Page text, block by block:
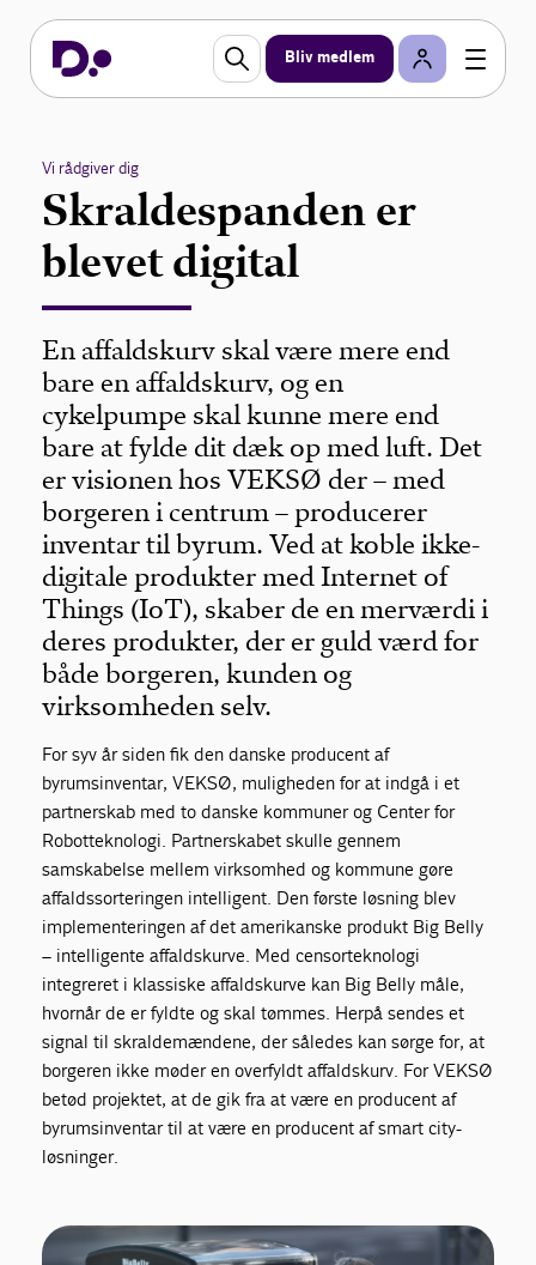
Bliv medlem
Vi rådgiver dig
Skraldespanden er
blevet digital
En affaldskurv skal være mere end
bare en affaldskurv, og en
cykelpumpe skal kunne mere end
bare at fylde dit dæk op med luft. Det
er visionen hos VEKSØ der – med
borgeren i centrum – producerer
inventar til byrum. Ved at koble ikke-
digitale produkter med Internet of
Things (IoT), skaber de en merværdi i
deres produkter, der er guld værd for
både borgeren, kunden og
virksomheden selv.
For syv år siden fik den danske producent af
byrumsinventar, VEKSØ, muligheden for at indgå i et
partnerskab med to danske kommuner og Center for
Robotteknologi. Partnerskabet skulle gennem
samskabelse mellem virksomhed og kommune gøre
affaldssorteringen intelligent. Den første løsning blev
implementeringen af det amerikanske produkt Big Belly
– intelligente affaldskurve. Med censorteknologi
integreret i klassiske affaldskurve kan Big Belly måle,
hvornår de er fyldte og skal tømmes. Herpå sendes et
signal til skraldemændene, der således kan sørge for, at
borgeren ikke møder en overfyldt affaldskurv. For VEKSØ
betød projektet, at de gik fra at være en producent af
byrumsinventar til at være en producent af smart city-
løsninger.